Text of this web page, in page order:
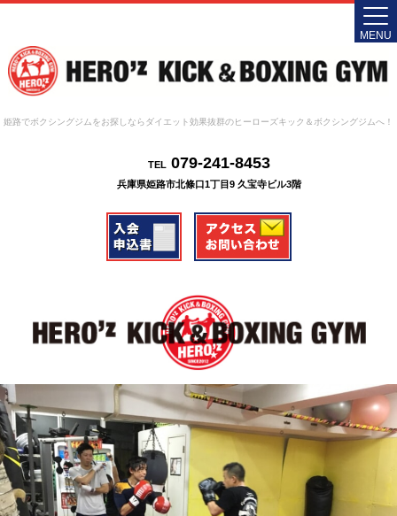
姫路でボクシングジムをお探しならダイエット効果抜群のヒーローズキック＆ボクシングジムへ！
TEL079-241-8453
兵庫県姫路市北條口1丁目9 久宝寺ビル3階
MENU